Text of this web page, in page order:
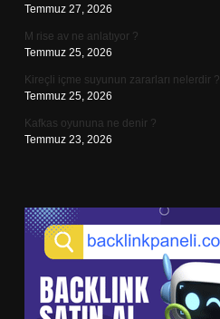
Temmuz 27, 2026
M rise av ne anlatıyor ?
Temmuz 25, 2026
Kireçli içme suyunun zararları nelerdir ?
Temmuz 25, 2026
Kafkas oyununa ne denir ?
Temmuz 23, 2026